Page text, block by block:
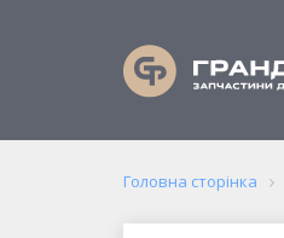
Головна сторінка